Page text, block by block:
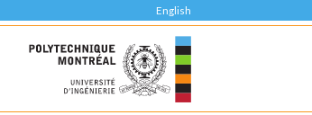
English